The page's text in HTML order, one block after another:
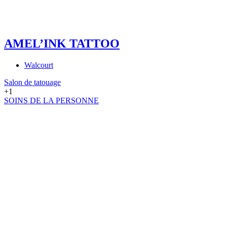
AMEL’INK TATTOO
Walcourt
Salon de tatouage
+1
SOINS DE LA PERSONNE